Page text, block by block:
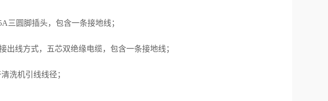
三圆脚插头，包含一条接地线；
线方式，五芯双绝缘电缆，包含一条接地线；
洗机引线线径；